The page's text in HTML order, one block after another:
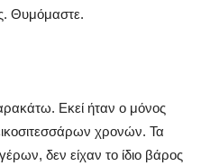
Θυμόμαστε.
Εκεί ήταν ο μόνος
χρονών. Τα
δεν είχαν το ίδιο βάρος